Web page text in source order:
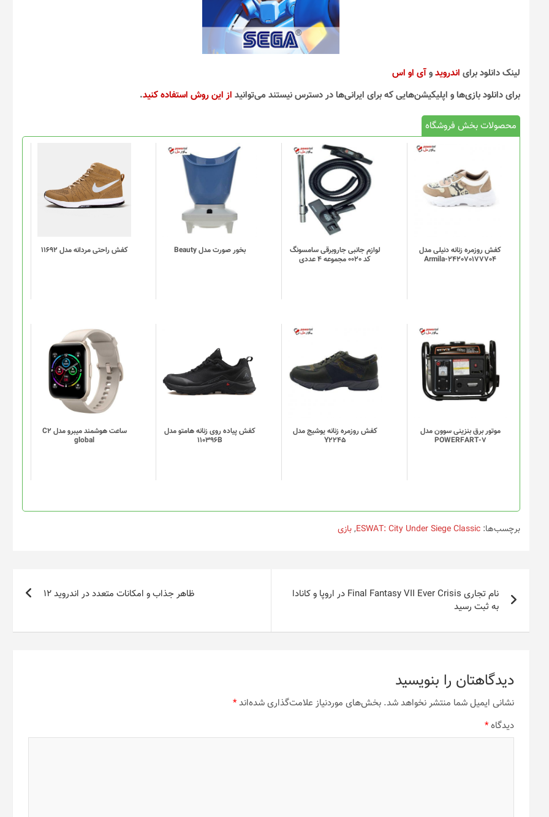
لینک دانلود برای اندرویدوآی او اس
برای دانلود بازی‌ها و اپلیکیشن‌هایی که برای ایرانی‌ها در دسترس نیستند می‌توانید از این روش استفاده کنید.
محصولات بخش فروشگاه
کفش روزمره زنانه دنیلی مدل
Armila-242070177704
لوازم جانبی جاروبرقی سامسونگ
کد 0020 مجموعه 4 عددی
بخور صورت مدل Beauty کفش راحتی مردانه مدل 11692
محصول
دارای
انواع
مختلفی
گزینه
محصول
انتخاب
شوند
موتور برق بنزینی سوون مدل
POWERFART-7
کفش روزمره زنانه یوشیج مدل
Y2245
کفش پیاده روی زنانه هامتو مدل
110396B
محصول
دارای
انواع
مختلفی
گزینه
ها
محصول
ساعت هوشمند میبرو مدل C2
global
این
محصول
دارای
انواع
مختلفی
می
گزینه
ها
محصول
برچسب‌ها: ESWAT: City Under Siege Classic
,بازی
نوشته
نام تجاری Final Fantasy VII Ever Crisis در اروپا و کانادا
به ثبت رسید
ظاهر جذاب و امکانات متعدد در اندروید 12
دیدگاهتان را بنویسید
نشانی ایمیل شما منتشر نخواهد شد. بخش‌های موردنیاز علامت‌گذاری شده‌اند*
دیدگاه*